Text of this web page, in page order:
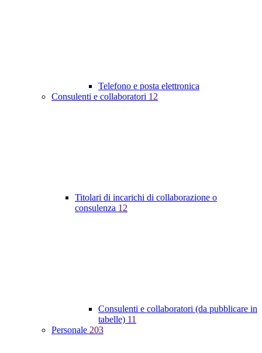
Telefono e posta elettronica
Consulenti e collaboratori 12
Titolari di incarichi di collaborazione o
consulenza 12
Consulenti e collaboratori (da pubblicare in
tabelle) 11
Personale 203